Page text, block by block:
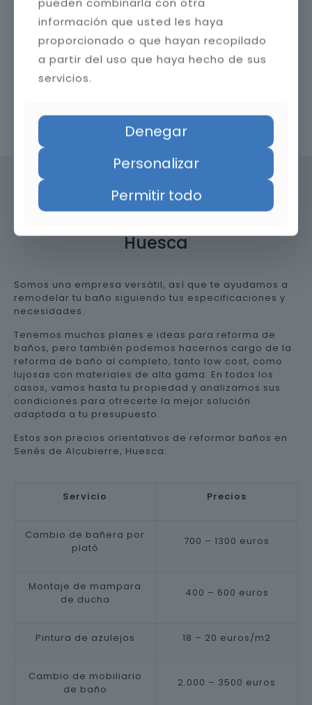
Contacta con nosotros
Huesca
Somos una empresa versátil, así que te ayudamos a
remodelar tu baño siguiendo tus especificaciones y
necesidades.
Tenemos muchos planes e ideas para reforma de
baños, pero también podemos hacernos cargo de la
reforma de baño al completo, tanto low cost, como
lujosas con materiales de alta gama. En todos los
casos, vamos hasta tu propiedad y analizamos sus
condiciones para ofrecerte la mejor solución
adaptada a tu presupuesto.
Estos son precios orientativos de reformar baños en
Senés de Alcubierre, Huesca:
Servicio Precios
Cambio de bañera por
plató
700 – 1300 euros
Montaje de mampara
de ducha
400 – 600 euros
Pintura de azulejos 18 – 20 euros/m2
Cambio de mobiliario
de baño
2.000 – 3500 euros
información que usted les haya
proporcionado o que hayan recopilado
a partir del uso que haya hecho de sus
servicios.
Denegar
Personalizar
Permitir todo